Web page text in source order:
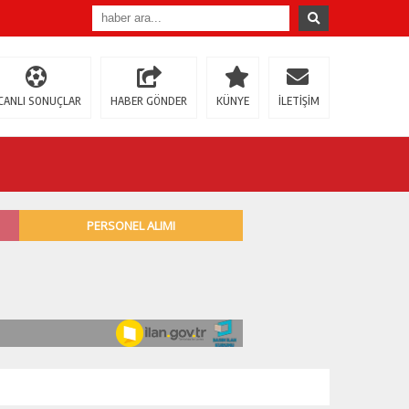
SONUÇLAR HABER GÖNDER KÜNYE İLETİŞİM